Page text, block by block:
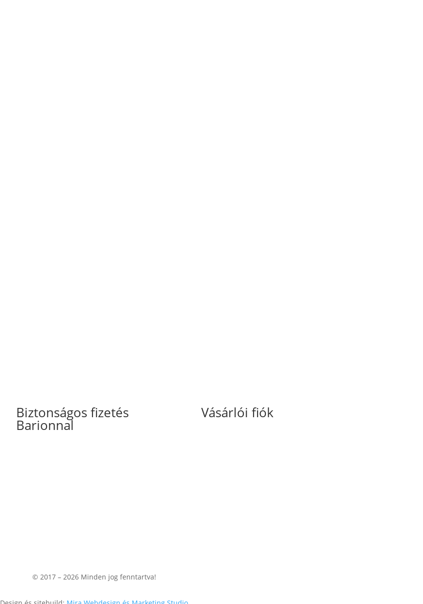
Biztonságos fizetés
Barionnal
Vásárlói fiók
© 2017 – 2026 Minden jog fenntartva!